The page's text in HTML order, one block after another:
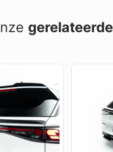
gerelateerde